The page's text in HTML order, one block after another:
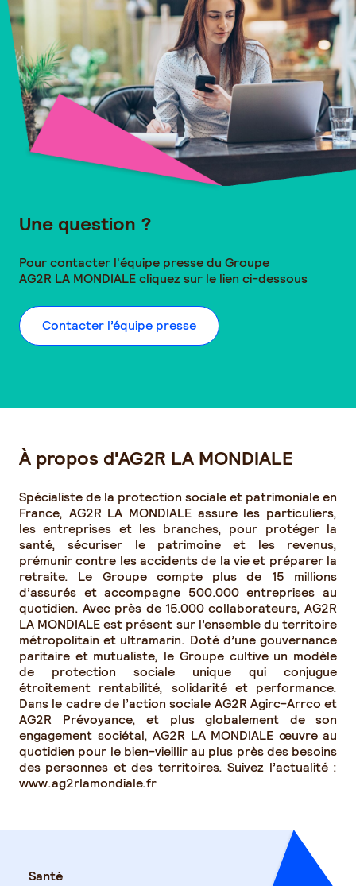
Une question ?
Pour contacter l'équipe presse du Groupe
AG2R LA MONDIALEcliquez sur le lien ci-dessous
Contacter l’équipe presse
À propos d'AG2R LA MONDIALE
Spécialiste de la protection sociale et patrimoniale en
France, AG2R LA MONDIALE assure les particuliers,
les entreprises et les branches, pour protéger la
santé, sécuriser le patrimoine et les revenus,
prémunir contre les accidents de la vie et préparer la
retraite. Le Groupe compte plus de 15 millions
d’assurés et accompagne 500.000 entreprises au
quotidien. Avec près de 15.000 collaborateurs, AG2R
LA MONDIALE est présent sur l’ensemble du territoire
métropolitain et ultramarin. Doté d’une gouvernance
paritaire et mutualiste, le Groupe cultive un modèle
de protection sociale unique qui conjugue
étroitement rentabilité, solidarité et performance.
Dans le cadre de l’action sociale AG2R Agirc-Arrco et
AG2R Prévoyance, et plus globalement de son
engagement sociétal, AG2R LA MONDIALE œuvre au
quotidien pour le bien-vieillir au plus près des besoins
des personnes et des territoires. Suivez l’actualité :
www.ag2rlamondiale.fr
Santé